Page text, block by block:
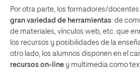
Por otra parte, los formadores/
gran variedad de herramientas: de
de materiales, vínculos web, etc. que
los recursos y posibilidades de la
otro lado, los alumnos disponen en el
recursos on-line y multimedia como